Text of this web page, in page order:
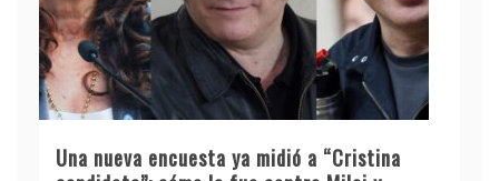
Una nueva encuesta ya midió a “Cristina